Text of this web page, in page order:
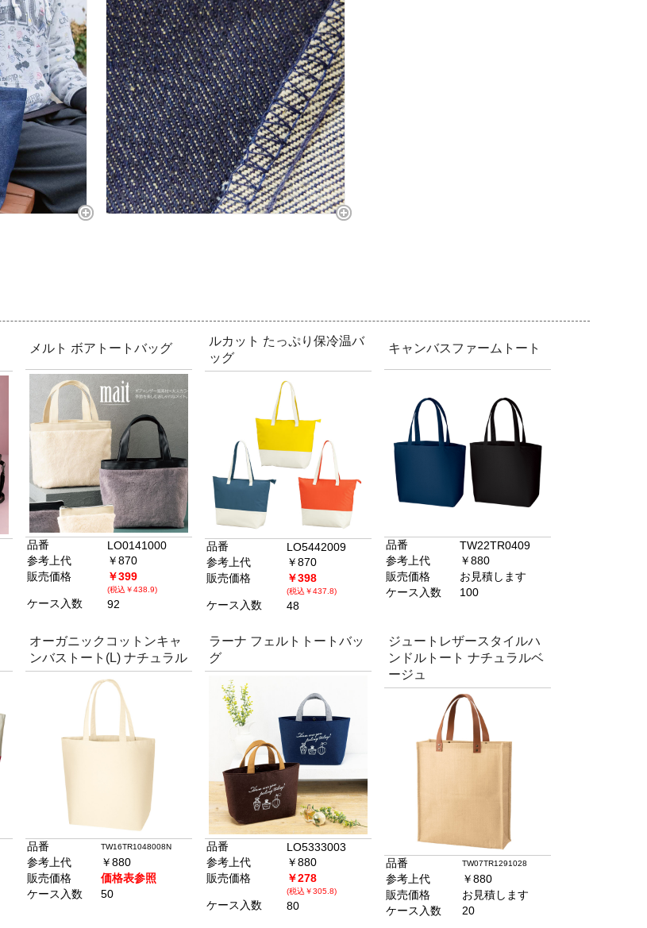
メルト ボアトートバッグ
品番
LO0141000
参考上代
￥870
販売価格
￥399
(税込￥438.9)
ケース入数 92
ルカット たっぷり保冷温バ
ッグ
品番
LO5442009
参考上代
￥870
販売価格
￥398
(税込￥437.8)
ケース入数 48
キャンバスファームトート
品番
TW22TR0409
参考上代
￥880
販売価格
お見積します
ケース入数
100
オーガニックコットンキャ
ンバストート(L) ナチュラル
品番 TW16TR1048008N
参考上代
￥880
販売価格
価格表参照
ケース入数
50
ラーナ フェルトトートバッ
グ
品番
LO5333003
参考上代
￥880
販売価格
￥278
(税込￥305.8)
ケース入数 80
ジュートレザースタイルハ
ンドルトート ナチュラルベ
ージュ
品番 TW07TR1291028
参考上代
￥880
販売価格
お見積します
ケース入数
20